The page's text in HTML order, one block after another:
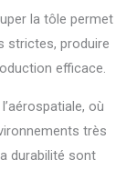
la tôle permet
strictes, produire
efficace.
où
très
durabilité sont